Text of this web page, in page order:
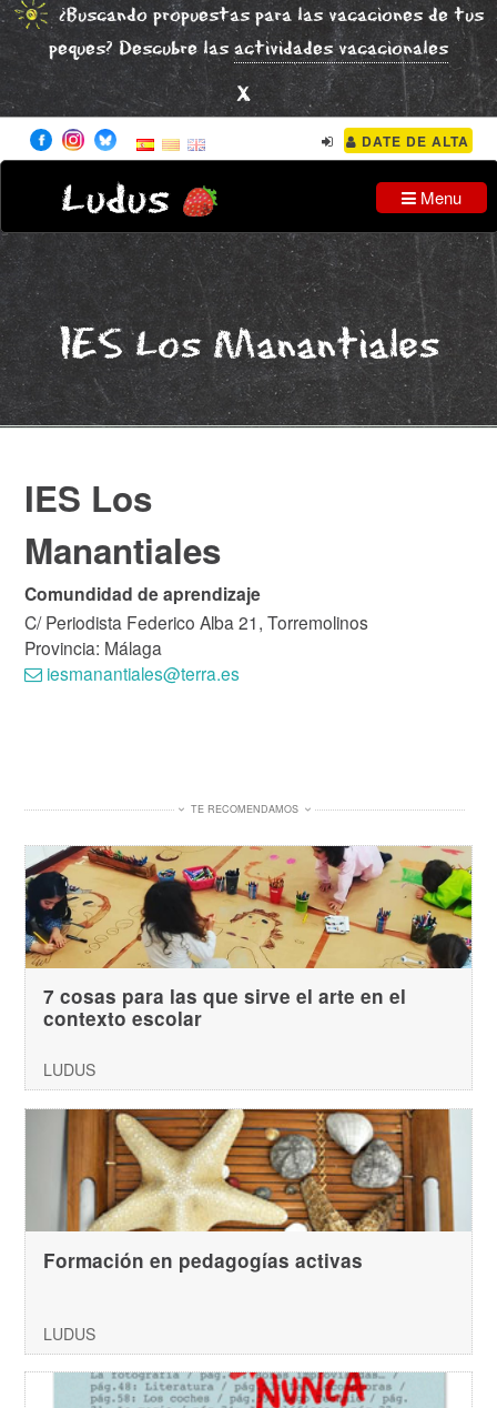
¿Buscando propuestas para las vacaciones de tus
peques? Descubre lasactividades vacacionales
x
DATE DE ALTA
Ludus Menu
IES Los Manantiales
IES Los
Manantiales
Comundidad de aprendizaje
C/ Periodista Federico Alba 21, Torremolinos
Provincia: Málaga
iesmanantiales@terra.es
TE RECOMENDAMOS
7 cosas para las que sirve el arte en el
contexto escolar
LUDUS
Formación en pedagogías activas
LUDUS